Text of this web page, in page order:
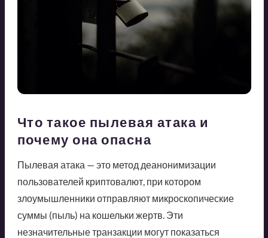
Что такое пылевая атака и
почему она опасна
Пылевая атака — это метод деанонимизации
пользователей криптовалют, при котором
злоумышленники отправляют микроскопические
суммы (пыль) на кошельки жертв. Эти
незначительные транзакции могут показаться